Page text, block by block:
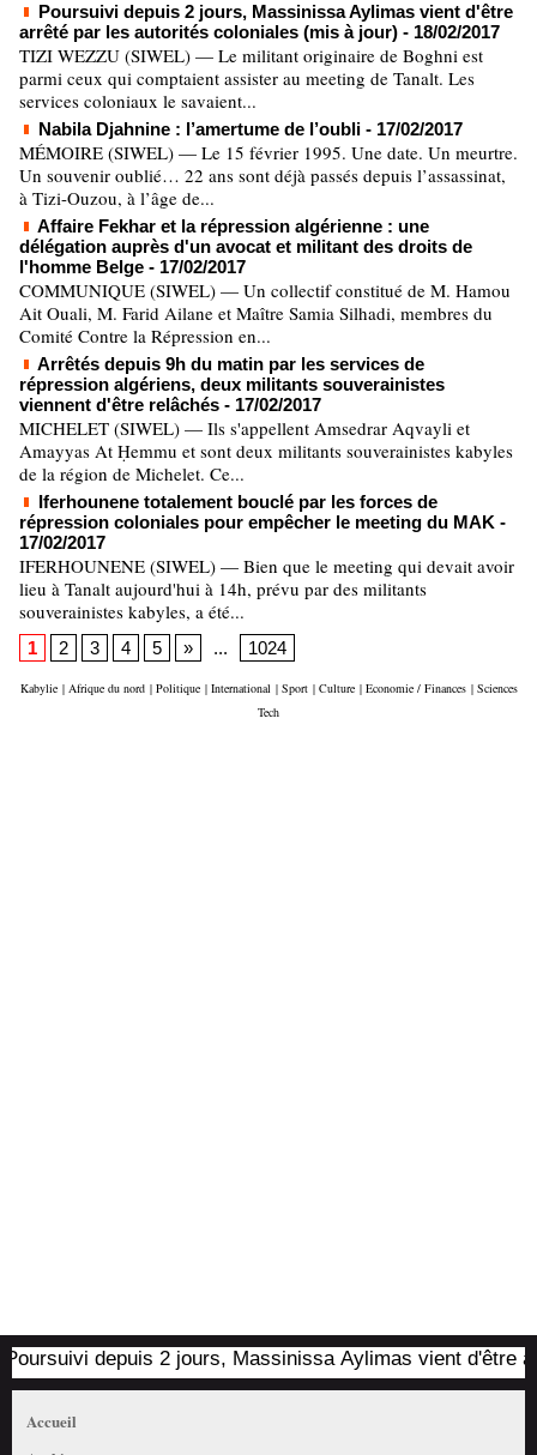
Poursuivi depuis 2 jours, Massinissa Aylimas vient d'être
arrêté par les autorités coloniales (mis à jour) - 18/02/2017
TIZI WEZZU (SIWEL) — Le militant originaire de Boghni est
parmi ceux qui comptaient assister au meeting de Tanalt. Les
services coloniaux le savaient...
Nabila Djahnine : l’amertume de l’oubli - 17/02/2017
MÉMOIRE (SIWEL) — Le 15 février 1995. Une date. Un meurtre.
Un souvenir oublié… 22 ans sont déjà passés depuis l’assassinat,
à Tizi-Ouzou, à l’âge de...
Affaire Fekhar et la répression algérienne : une
délégation auprès d'un avocat et militant des droits de
l'homme Belge - 17/02/2017
COMMUNIQUE (SIWEL) — Un collectif constitué de M. Hamou
Ait Ouali, M. Farid Ailane et Maître Samia Silhadi, membres du
Comité Contre la Répression en...
Arrêtés depuis 9h du matin par les services de
répression algériens, deux militants souverainistes
viennent d'être relâchés - 17/02/2017
MICHELET (SIWEL) — Ils s'appellent Amsedrar Aqvayli et
Amayyas At Ḥemmu et sont deux militants souverainistes kabyles
de la région de Michelet. Ce...
Iferhounene totalement bouclé par les forces de
répression coloniales pour empêcher le meeting du MAK -
17/02/2017
IFERHOUNENE (SIWEL) — Bien que le meeting qui devait avoir
lieu à Tanalt aujourd'hui à 14h, prévu par des militants
souverainistes kabyles, a été...
1 2 3 4 5 » ... 1024
Kabylie | Afrique du nord | Politique | International | Sport | Culture | Economie / Finances | Sciences
Tech
depuis 2 jours, Massinissa Aylimas vient d'être
Accueil